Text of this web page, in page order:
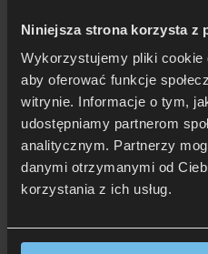
Niniejsza strona korzysta z
Wykorzystujemy pliki
aby oferować funkcje
witrynie. Informacje o tym,
udostępniamy partnerom
analitycznym. Partnerzy
danymi otrzymanymi od
korzystania z ich usług.
Technogel
Velfont
Blog
Kontakt
Sklepy stacjonarne
Strona główna
Bed Design
Bed Design